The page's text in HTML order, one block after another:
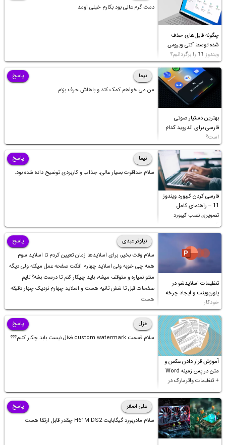
چگونه فایل‌های حذف
شده توسط آنتی ویروس
ویندوز 11 را برگردانیم؟
دمت گرم عالی بود بکارم خیلی اومد
بهترین دستیار صوتی
فارسی برای اندروید کدام
است؟
نیما
من می خواهم کمک کند و باهاش حرف بزنم
پاسخ
فارسی کردن کیبورد ویندوز
11 – راهنمای کامل
تصویری نصب کیبورد
فارسی
نیما
سلام خداقوت بسیار عالی، جذاب و کاربردی توضیح داده شده بود.
پاسخ
تنظیمات اسلایدشو در
پاورپوینت و ایجاد چرخه
خودکار
نیلوفر عبدی
سلام وقت بخیر، برای اسلایدها زمان تعیین کردم تا اسلاید سوم
همه چی خوبه ولی اسلاید چهارم افکت صفحه عمل میکنه ولی دیگه
متنو نمیاره و متوقف میشه، باید چیکار کنم تا درست بشه؟ تایم
صفحات قبل تا شش ثانیه هست و اسلاید چهارم نزدیک چهار دقیقه
هست
پاسخ
آموزش قرار دادن عکس و
متن در پس زمینه Word
+ تنظیمات واترمارک در
ورد
غزل
سلام قسمت custom watermark فعال نیست بابد چکار کنیم؟؟؟
پاسخ
علی اصغر
سلام مادربورد گیگابایت H61M DS2 چقدر قابل ارتقا هست
پاسخ